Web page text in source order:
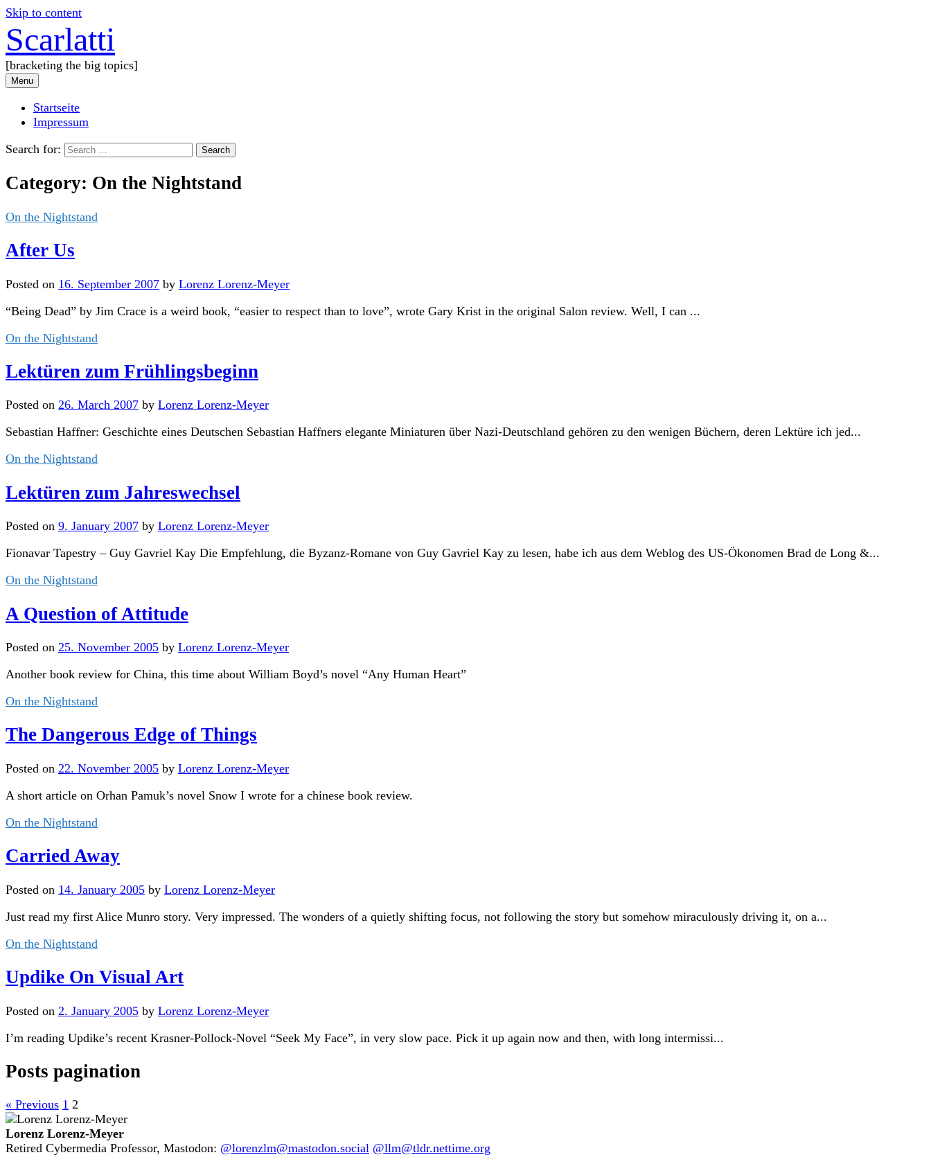
Skip to content
Scarlatti
[bracketing the big topics]
Menu
Startseite
Impressum
Search for:
Category: On the Nightstand
On the Nightstand
After Us
Posted on 16. September 2007 by Lorenz Lorenz-Meyer
“Being Dead” by Jim Crace is a weird book, “easier to respect than to love”, wrote Gary Krist in the original Salon review. Well, I can ...
On the Nightstand
Lektüren zum Frühlingsbeginn
Posted on 26. March 2007 by Lorenz Lorenz-Meyer
Sebastian Haffner: Geschichte eines Deutschen Sebastian Haffners elegante Miniaturen über Nazi-Deutschland gehören zu den wenigen Büchern, deren Lektüre ich jed...
On the Nightstand
Lektüren zum Jahreswechsel
Posted on 9. January 2007 by Lorenz Lorenz-Meyer
Fionavar Tapestry – Guy Gavriel Kay Die Empfehlung, die Byzanz-Romane von Guy Gavriel Kay zu lesen, habe ich aus dem Weblog des US-Ökonomen Brad de Long &...
On the Nightstand
A Question of Attitude
Posted on 25. November 2005 by Lorenz Lorenz-Meyer
Another book review for China, this time about William Boyd’s novel “Any Human Heart”
On the Nightstand
The Dangerous Edge of Things
Posted on 22. November 2005 by Lorenz Lorenz-Meyer
A short article on Orhan Pamuk’s novel Snow I wrote for a chinese book review.
On the Nightstand
Carried Away
Posted on 14. January 2005 by Lorenz Lorenz-Meyer
Just read my first Alice Munro story. Very impressed. The wonders of a quietly shifting focus, not following the story but somehow miraculously driving it, on a...
On the Nightstand
Updike On Visual Art
Posted on 2. January 2005 by Lorenz Lorenz-Meyer
I’m reading Updike’s recent Krasner-Pollock-Novel “Seek My Face”, in very slow pace. Pick it up again now and then, with long intermissi...
Posts pagination
« Previous 1 2
Lorenz Lorenz-Meyer
Retired Cybermedia Professor, Mastodon: @lorenzlm@mastodon.social @llm@tldr.nettime.org